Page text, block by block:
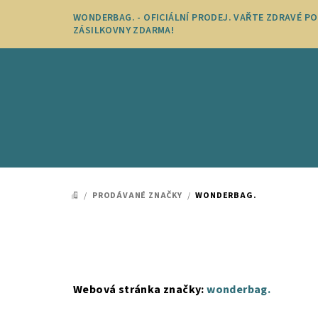
WONDERBAG. - OFICIÁLNÍ PRODEJ. VAŘTE ZDRAVÉ
ZÁSILKOVNY ZDARMA!
DOMŮ
/ PRODÁVANÉ ZNAČKY / WONDERBAG.
Webová stránka značky:wonderbag.